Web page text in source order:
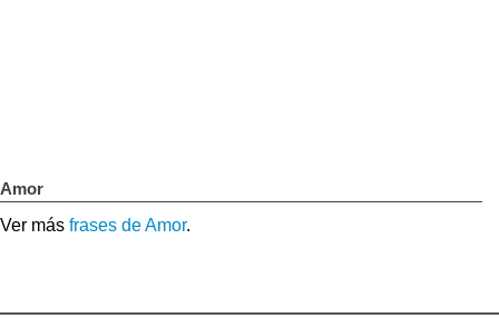
Amor
Ver más frases de Amor.